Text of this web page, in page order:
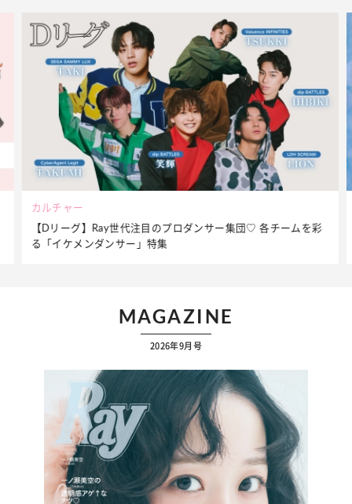
ビューティー
夏だからこそ“水分”が大切！くずれないメイクをつくる【保湿
ケア】アイテム3選
MAGAZINE
2026年9月号